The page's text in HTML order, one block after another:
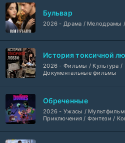
Йоне, иногда
Фильм
Фильм
Везунчик
Фильм
Бульвар
2026 - Драма / Мелодрамы
История токсичной
2026 - Фильмы / Культура /
Документальные фильмы
Обреченные
2026 - Ужасы /
Приключения / Фэнтези /